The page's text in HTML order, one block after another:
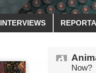
INTERVIEWS
Now?